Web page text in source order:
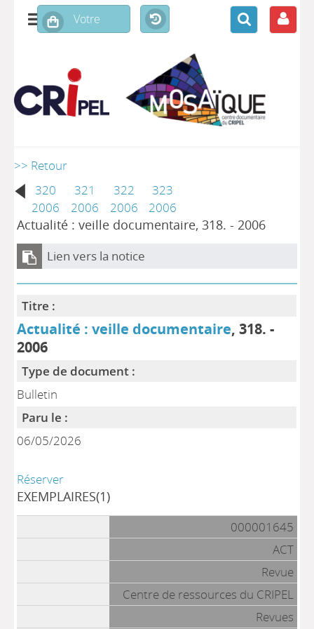
>> Retour
320
2006
321
2006
322
2006
323
2006
Actualité : veille documentaire, 318. - 2006
Lien vers la notice
Titre :
Actualité : veille documentaire, 318. -
2006
Type de document :
Bulletin
Paru le :
06/05/2026
Réserver
EXEMPLAIRES(1)
000001645
ACT
Revue
Centre de ressources du CRIPEL
Revues